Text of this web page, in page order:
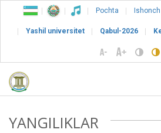
Pochta
Yashil universitet Qabul-2026
YANGILIKLAR